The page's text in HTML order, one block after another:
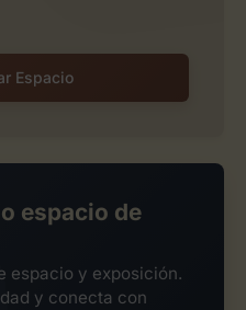
Espacio
espacio de
espacio y exposición.
y conecta con